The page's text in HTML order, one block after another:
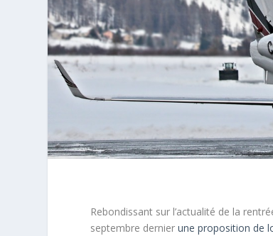
Rebondissant sur l’actualité de la
septembre dernierune proposition de